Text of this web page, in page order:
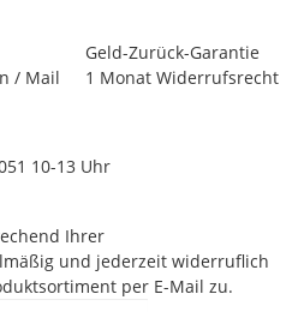
/ Mail
Geld-Zurück-Garantie
1 Monat Widerrufsrecht
10-13 Uhr
Ihrer
und jederzeit widerruflich
per E-Mail zu.